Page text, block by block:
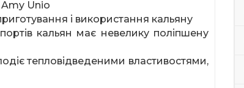
Amy Unio
і використання кальяну
кальян має невелику поліпшену
тепловідведеними властивостями,